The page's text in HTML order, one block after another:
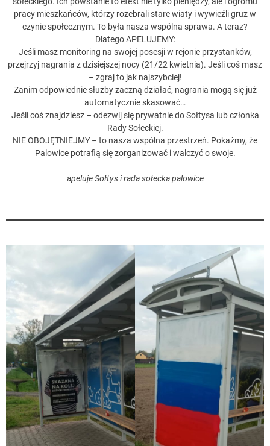
pracy mieszkańców, którzy rozebrali stare wiaty i wywieźli gruz w
czynie społecznym. To była nasza wspólna sprawa. A teraz?
Dlatego APELUJEMY:
Jeśli masz monitoring na swojej posesji w rejonie przystanków,
przejrzyj nagrania z dzisiejszej nocy (21/22 kwietnia). Jeśli coś masz
– zgraj to jak najszybciej!
Zanim odpowiednie służby zaczną działać, nagrania mogą się już
automatycznie skasować…
Jeśli coś znajdziesz – odezwij się prywatnie do Sołtysa lub członka
Rady Sołeckiej.
NIE OBOJĘTNIEJMY – to nasza wspólna przestrzeń. Pokażmy, że
Palowice potrafią się zorganizować i walczyć o swoje.
apeluje Sołtys i rada sołecka palowice